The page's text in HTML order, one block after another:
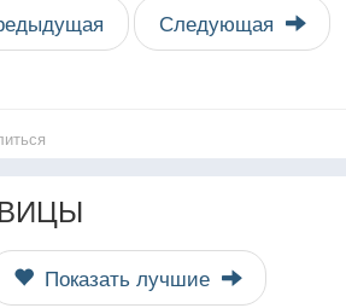
Следующая
Показать лучшие